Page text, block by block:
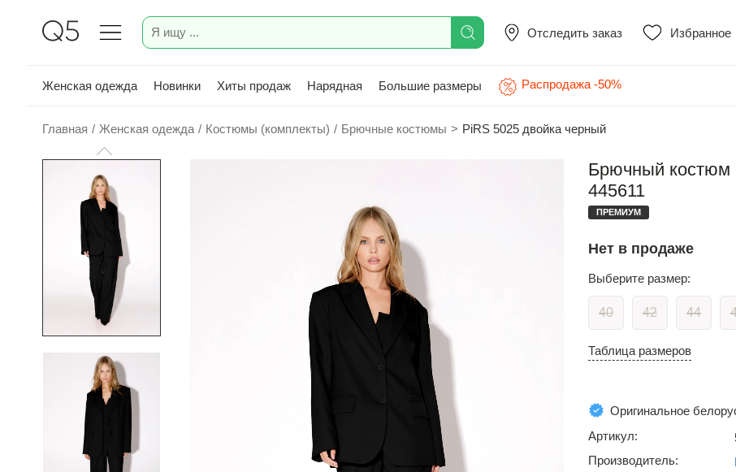
Отследить заказ Избранное
Женская одежда Новинки Хиты продаж Нарядная Большие размеры Распродажа -50%
Главная / Женская одежда / Костюмы (комплекты) / Брючные костюмы > PiRS 5025 двойка черный
Брючный костюм
445611
ПРЕМИУМ
Нет в продаже
Выберите размер:
40 42 44
Таблица размеров
Оригинальное
Артикул:
Производитель: